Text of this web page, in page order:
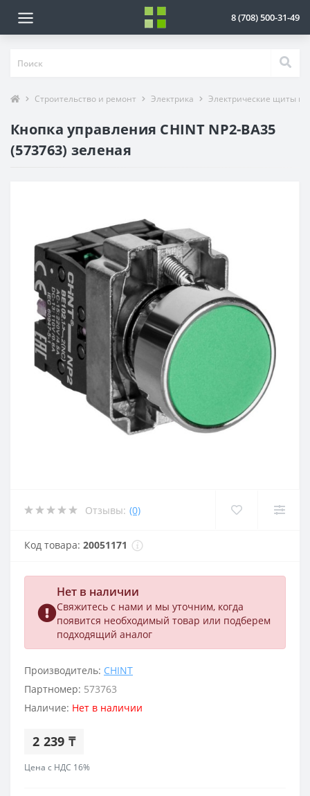
8 (708) 500-31-49
Строительство и ремонт Электрика Электрические щиты и
Кнопка управления CHINT NP2-BA35
(573763) зеленая
Отзывы: (0)
Код товара: 20051171
Нет в наличии
Свяжитесь с нами и мы уточним, когда
появится необходимый товар или подберем
подходящий аналог
Производитель: CHINT
Партномер: 573763
Наличие: Нет в наличии
2 239 ₸
Цена с НДС 16%